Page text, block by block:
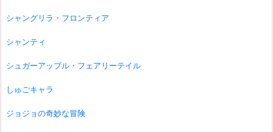
シャングリラ・フロンティア
シャンティ
シュガーアップル・フェアリーテイル
しゅごキャラ
ジョジョの奇妙な冒険